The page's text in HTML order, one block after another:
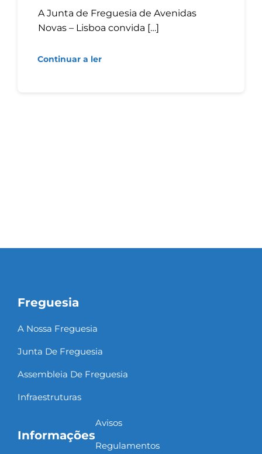
A Junta de Freguesia de Avenidas
Novas – Lisboa convida […]
Continuar a ler
Freguesia
A Nossa Freguesia
Junta De Freguesia
Assembleia De Freguesia
Infraestruturas
Informações
Avisos
Regulamentos